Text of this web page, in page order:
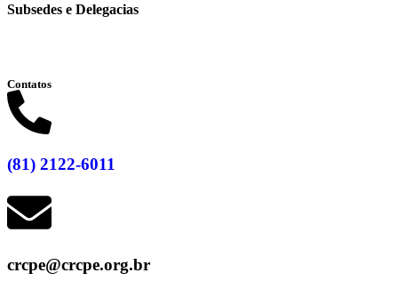
Subsedes e Delegacias
Contatos
(81) 2122-6011
crcpe@crcpe.org.br